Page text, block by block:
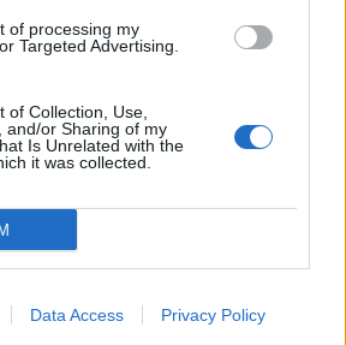
of processing my
Targeted Advertising.
of Collection, Use,
and/or Sharing of my
Is Unrelated with the
it was collected.
Data Access Privacy Policy
Kuinka tästä paikasta voi sutia
enää ohi? Kanadan maali säilyi
käytiin armoton vääntö –
voitti maailmanmestaruuden